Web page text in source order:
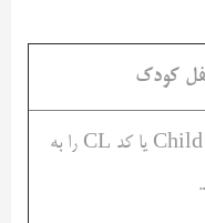
کودک
دکمه Child Lock یا کد CL را به